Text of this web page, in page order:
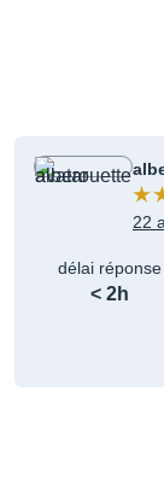
22
délai réponse
< 2h